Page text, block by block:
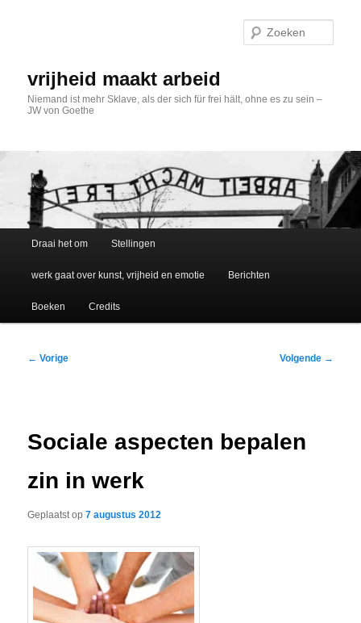
vrijheid maakt arbeid
Niemand ist mehr Sklave, als der sich für frei hält, ohne es zu sein –
JW von Goethe
Draai het om Stellingen
werk gaat over kunst, vrijheid en emotie Berichten
Boeken Credits
Bericht
← Vorige Volgende →
Sociale aspecten bepalen
zin in werk
Geplaatst op7 augustus 2012